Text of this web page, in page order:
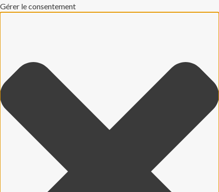
Gérer le consentement